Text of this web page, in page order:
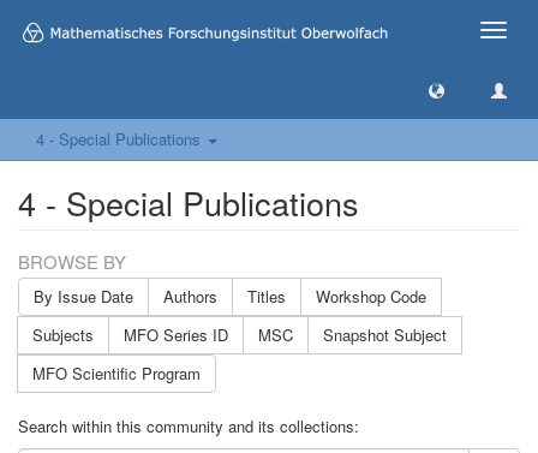
Toggle
4 - Special Publications
4 - Special Publications
BROWSE BY
By Issue Date Authors Titles
Workshop Code
Subjects
MFO Series ID MSC
Snapshot Subject
MFO Scientific Program
Search within this community and its collections: